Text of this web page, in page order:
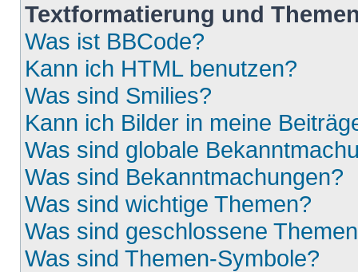
Textformatierung und
Was ist BBCode?
Kann ich HTML benutzen?
Was sind Smilies?
Kann ich Bilder in meine
Was sind globale
Was sind Bekanntmachungen?
Was sind wichtige Themen?
Was sind geschlossene
Was sind Themen-Symbole?